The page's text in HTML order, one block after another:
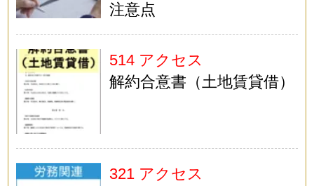
注意点
514 アクセス
解約合意書（土地賃貸借）
321 アクセス